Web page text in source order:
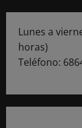
Lunes a
horas)
Teléfono: